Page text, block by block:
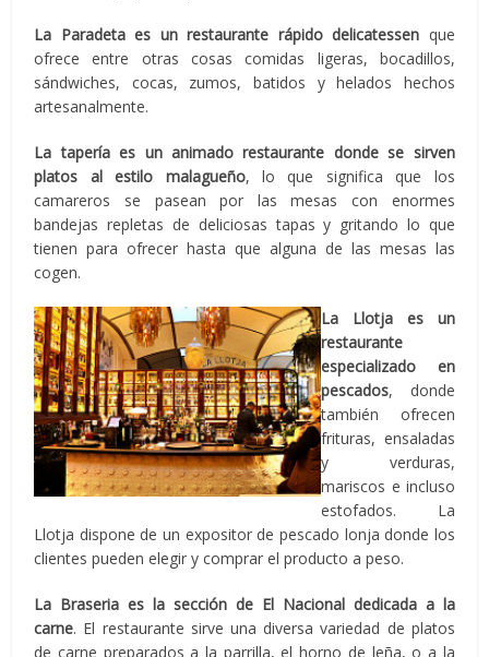
La Paradeta es un restaurante rápido delicatessen que
ofrece entre otras cosas comidas ligeras, bocadillos,
sándwiches, cocas, zumos, batidos y helados hechos
artesanalmente.
La tapería es un animado restaurante donde se sirven
platos al estilo malagueño, lo que significa que los
camareros se pasean por las mesas con enormes
bandejas repletas de deliciosas tapas y gritando lo que
tienen para ofrecer hasta que alguna de las mesas las
cogen.
La Llotja es un
restaurante
especializado en
pescados, donde
también ofrecen
frituras, ensaladas
y verduras,
mariscos e incluso
estofados. La
Llotja dispone de un expositor de pescado lonja donde los
clientes pueden elegir y comprar el producto a peso.
La Braseria es la sección de El Nacional dedicada a la
carne. El restaurante sirve una diversa variedad de platos
de carne preparados a la parrilla, el horno de leña, o a la